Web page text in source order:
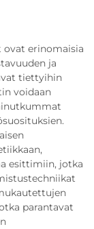
erinomaisia
ja
tiettyihin
voidaan
esittimiin, jotka
parantavat